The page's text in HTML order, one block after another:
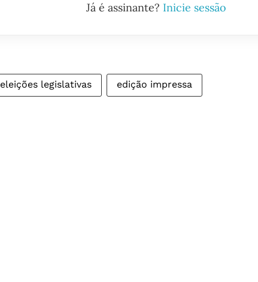
Já é assinante? Inicie sessão
eleições legislativas edição impressa